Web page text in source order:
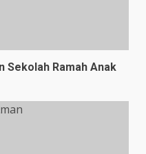
Sekolah Ramah Anak